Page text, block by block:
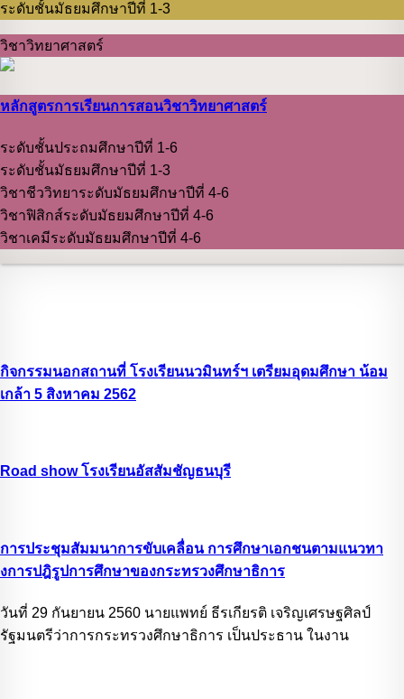
ระดับชั้นมัธยมศึกษาปีที่ 1-3
วิชาวิทยาศาสตร์
หลักสูตรการเรียนการสอนวิชาวิทยาศาสตร์
ระดับชั้นประถมศึกษาปีที่ 1-6
ระดับชั้นมัธยมศึกษาปีที่ 1-3
วิชาชีววิทยาระดับมัธยมศึกษาปีที่ 4-6
วิชาฟิสิกส์ระดับมัธยมศึกษาปีที่ 4-6
วิชาเคมีระดับมัธยมศึกษาปีที่ 4-6
กิจกรรมนอกสถานที่ โรงเรียนนวมินทร์ฯ เตรียมอุดมศึกษา น้อม
เกล้า 5 สิงหาคม 2562
Road show โรงเรียนอัสสัมชัญธนบุรี
การประชุมสัมมนาการขับเคลื่อน การศึกษาเอกชนตามแนวทา
งการปฎิรูปการศึกษาของกระทรวงศึกษาธิการ
วันที่ 29 กันยายน 2560 นายแพทย์ ธีรเกียรติ เจริญเศรษฐศิลป์
รัฐมนตรีว่าการกระทรวงศึกษาธิการ เป็นประธาน ในงาน